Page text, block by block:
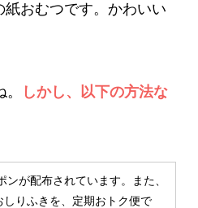
おむつです。かわいい
しかし、以下の方法な
が配布されています。また、
りふきを、定期おトク便で